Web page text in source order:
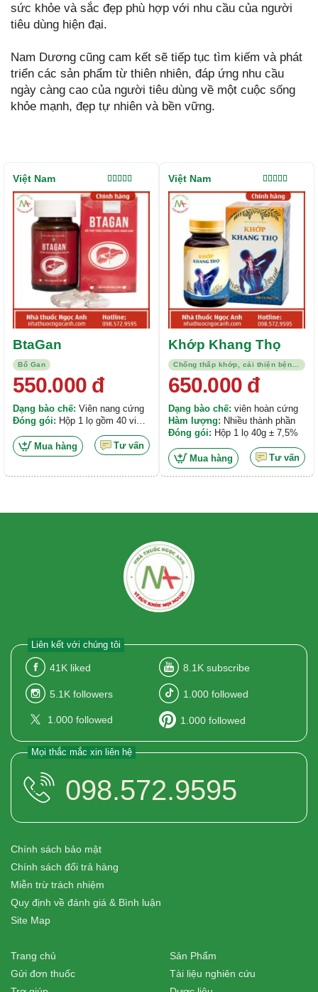
sức khỏe và sắc đẹp phù hợp với nhu cầu của người
tiêu dùng hiện đại.
Nam Dương cũng cam kết sẽ tiếp tục tìm kiếm và phát
triển các sản phẩm từ thiên nhiên, đáp ứng nhu cầu
ngày càng cao của người tiêu dùng về một cuộc sống
khỏe mạnh, đẹp tự nhiên và bền vững.
Bổ Gan
BtaGan
Được xếp
hạng5.00
550.000đ
Dạng bào chế: Viên nang cứng
Đóng gói: Hộp 1 lọ gồm 40 viên
Mua hàng
Tư vấn
Việt Nam
Khớp Khang Thọ
Được xếp
hạng5.00
sao
650.000đ
Dạng bào chế: viên hoàn cứng
Hàm lượng: Nhiều thành phần
Đóng gói: Hộp 1 lọ 40g ± 7,5%
Mua hàng Tư vấn
Việt Nam
Liên kết với chúng tôi
41K liked 8.1K subscribe
5.1K followers 1.000 followed
1.000 followed 1.000 followed
Mọi thắc mắc xin liên hệ
098.572.9595
Chính sách bảo mật
Chính sách đổi trả hàng
Miễn trừ trách nhiệm
Quy định về đánh giá & Bình luận
Site Map
Trang chủ
Gửi đơn thuốc
Sản Phẩm
Tài liệu nghiên cứu